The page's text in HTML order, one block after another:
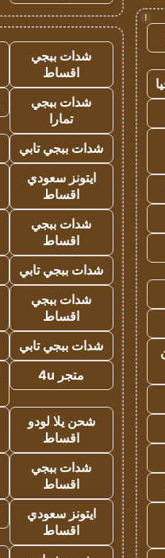
!
شدات ببجي
اقساط
شدات ببجي
تمارا
شدات ببجي تابي
ايتونز سعودي
اقساط
شدات ببجي
اقساط
شدات ببجي تابي
شدات ببجي
اقساط
شدات ببجي تابي
متجر 4u
شحن يلا لودو
اقساط
شدات ببجي
اقساط
ايتونز سعودي
اقساط